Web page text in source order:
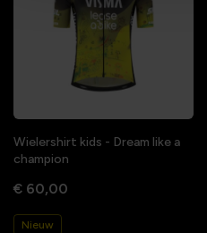
Wielershirt kids - Dream like a
champion
€ 60,00
Nieuw